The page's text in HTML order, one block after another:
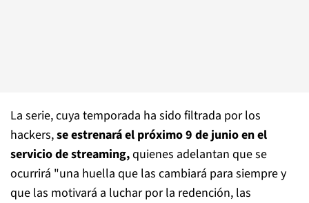
La serie, cuya temporada ha sido filtrada por los
hackers,se estrenará el próximo 9 de junio en el
servicio de streaming,quienes adelantan que se
ocurrirá "una huella que las cambiará para siempre y
que las motivará a luchar por la redención, las